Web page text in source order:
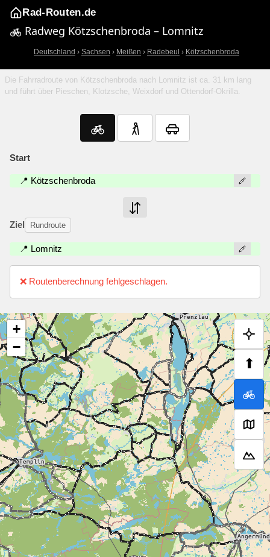
Rad-Routen.de
Radweg Kötzschenbroda – Lomnitz
Deutschland › Sachsen › Meißen › Radebeul › Kötzschenbroda
Die Fahrradroute von Kötzschenbroda nach Lomnitz ist ca. 31 km lang
und führt über Pieschen, Klotzsche, Weixdorf und Ottendorf-Okrilla.
Start
📍 Kötzschenbroda
Ziel Rundroute
📍 Lomnitz
❌ Routenberechnung fehlgeschlagen.
⬆
+
−